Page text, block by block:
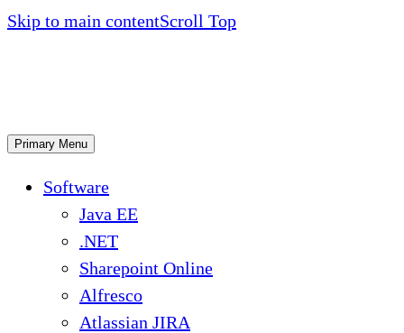
Skip to main contentScroll Top
Primary Menu
Software
Java EE
.NET
Sharepoint Online
Alfresco
Atlassian JIRA